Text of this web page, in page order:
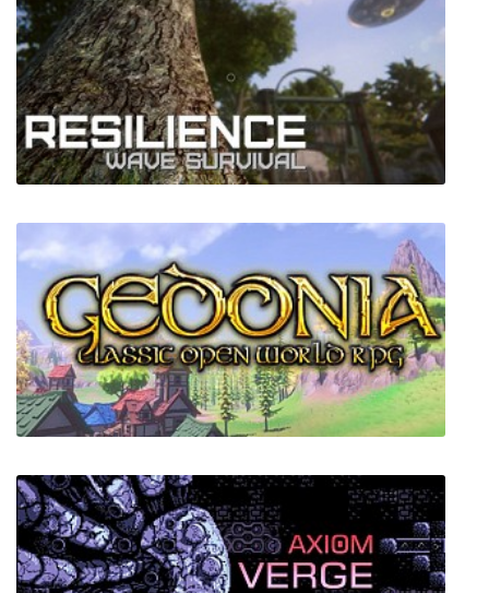
Tropico 6 El Prez Edition
Resilience: Wave Survival